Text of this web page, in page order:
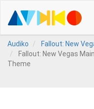
Audiko
Fallout: New
Fallout: New Vegas
Theme